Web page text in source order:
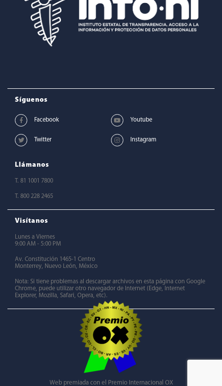
Síguenos
Llámanos
T. 81 1001 7800
T. 800 228 2465
Visítanos
Lunes a Viernes
9:00 AM - 5:00 PM
Av. Constitución 1465-1 Centro
Monterrey, Nuevo León, México
Nota: Si tiene problemas al descargar archivos en esta página con Google
Chrome, puede utilizar otro navegador de Internet (Edge, Internet
Explorer, Mozilla, Safari, Opera, etc).
Web premiada con el Premio Internacional OX